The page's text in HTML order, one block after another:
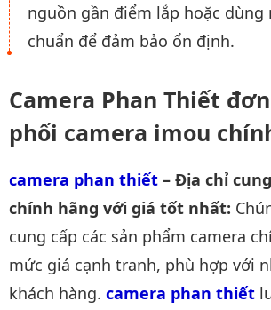
nguồn gần điểm lắp hoặc dùng
chuẩn để đảm bảo ổn định.
Camera Phan Thiết
phối camera imou
camera phan thiết – Địa chỉ
chính hãng với giá tốt nhất:
cung cấp các sản phẩm camera
mức giá cạnh tranh, phù hợp với
khách hàng. camera phan thiết